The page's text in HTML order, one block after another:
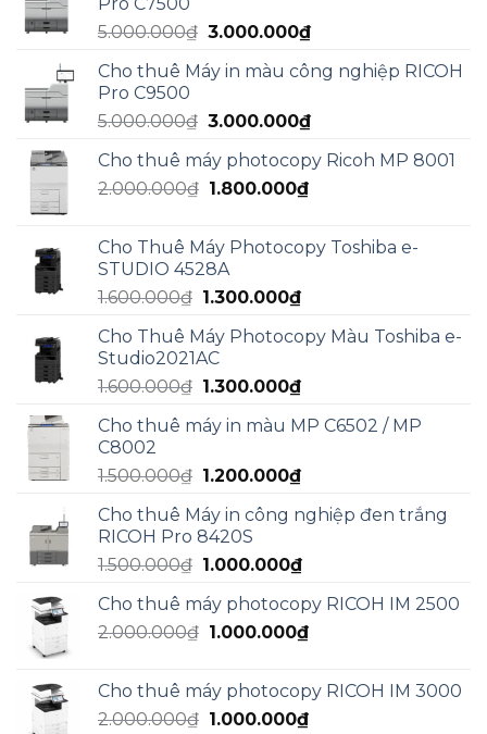
4.990.000₫.
5.000.000₫ Giá
là:
3.000.000₫Giá
tại
3.000.000₫.
Cho thuê Máy in màu công nghiệp RICOH
Pro C9500
5.000.000₫ Giá
là:
5.000.000₫.
3.000.000₫Giá
tại
Cho thuê máy photocopy Ricoh MP 8001
2.000.000₫ Giá
2.000.000₫.
1.800.000₫Giá
là:
Cho Thuê Máy Photocopy Toshiba e-
STUDIO 4528A
1.600.000₫ Giá
là:
1.600.000₫.
1.300.000₫Giá
tại
1.300.000₫.
Cho Thuê Máy Photocopy Màu Toshiba e-
Studio2021AC
1.600.000₫ Giá
là:
1.300.000₫Giá
tại
1.300.000₫.
Cho thuê máy in màu MP C6502 / MP
C8002
1.500.000₫ Giá
là:
1.500.000₫.
1.200.000₫Giá
tại
1.200.000₫.
Cho thuê Máy in công nghiệp đen trắng
RICOH Pro 8420S
1.500.000₫ Giá
là:
1.500.000₫.
1.000.000₫Giá
tại
là:
Cho thuê máy photocopy RICOH IM 2500
2.000.000₫ Giá
2.000.000₫.
1.000.000₫Giá
là:
1.000.000₫.
Cho thuê máy photocopy RICOH IM 3000
2.000.000₫ Giá
1.000.000₫Giá